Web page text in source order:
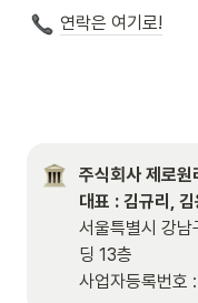
연락은 여기로!
주식회사 제로원
대표 : 김규리, 김
서울특별시 강
딩 13층
사업자등록번